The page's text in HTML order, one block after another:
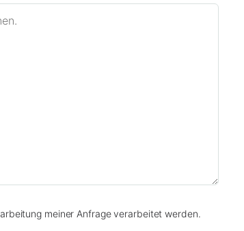
meiner Anfrage verarbeitet werden.